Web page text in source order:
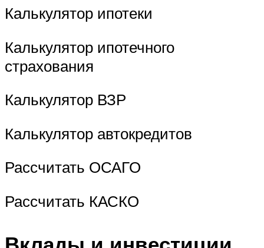
Калькулятор ипотеки
Калькулятор ипотечного
страхования
Калькулятор ВЗР
Калькулятор автокредитов
Рассчитать ОСАГО
Рассчитать КАСКО